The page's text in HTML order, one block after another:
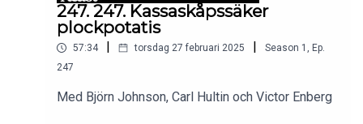
247. 247. Kassaskåpssäker
plockpotatis
57:34 torsdag 27 februari 2025 Season 1 , Ep.
247
Med Björn Johnson, Carl Hultin och Victor Enberg